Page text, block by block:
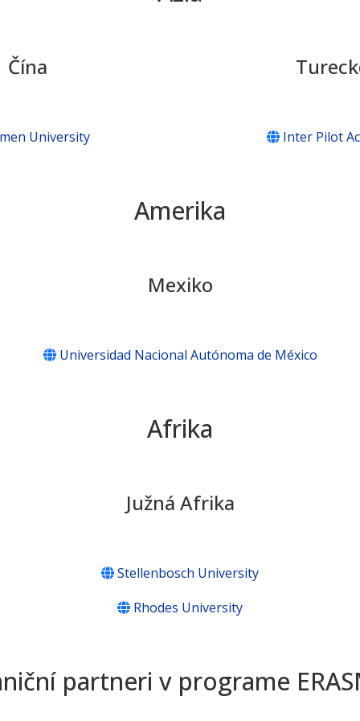
Čína
University Inter Pilot
Amerika
Mexiko
Universidad Nacional Autónoma de México
Afrika
Južná Afrika
Stellenbosch University
Rhodes University
partneri v programe